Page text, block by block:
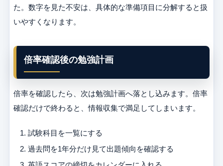
た。数字を見た不安は、具体的な準備項目に分解すると扱
いやすくなります。
倍率確認後の勉強計画
倍率を確認したら、次は勉強計画へ落とし込みます。倍率
確認だけで終わると、情報収集で満足してしまいます。
試験科目を一覧にする
過去問を1年分だけ見て出題傾向を確認する